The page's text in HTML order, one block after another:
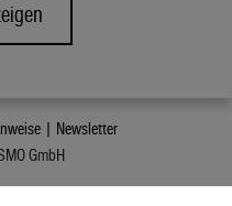
| Newsletter
GmbH